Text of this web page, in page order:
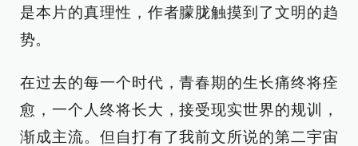
是本片的真理性，作者朦胧触摸到了文明的趋
势。
在过去的每一个时代，青春期的生长痛终将痊
愈，一个人终将长大，接受现实世界的规训，
渐成主流。但自打有了我前文所说的第二宇宙